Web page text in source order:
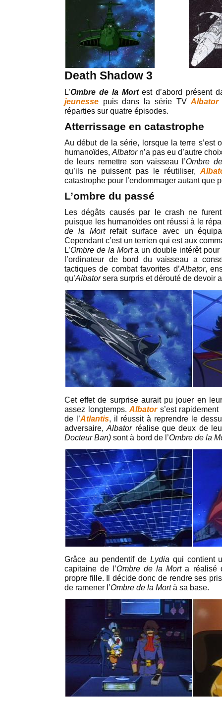
Death Shadow 3
L’Ombre de la Mortest d’abord présent
jeunesse puis dans la série TVAlbator
réparties sur quatre épisodes.
Atterrissage en catastrophe
Au début de la série, lorsque la terre s’est
humanoïdes, Albatorn’a pas eu d’autre
de leurs remettre son vaisseau l’Ombre
qu’ils ne puissent pas le réutiliser,
catastrophe pour l’endommager autant que
L’ombre du passé
Les dégâts causés par le crash ne
puisque les humanoïdes ont réussi à le
de la Mort refait surface avec un
Cependant c’est un terrien qui est aux
L’Ombre de la Morta un double intérêt pour
l’ordinateur de bord du vaisseau a
tactiques de combat favorites d’Albator,
qu’Albatorsera surpris et dérouté de devoir
Cet effet de surprise aurait pu jouer en
assez longtemps.Albator s’est
de l’Atlantis, il réussit à reprendre le
adversaire,Albatorréalise que deux de
Docteur Ban) sont à bord de l’Ombre de la
Grâce au pendentif de Lydia qui contient
capitaine de l’Ombre de la Morta réalisé
propre fille. Il décide donc de rendre ses
de ramener l’Ombre de la Mortà sa base.